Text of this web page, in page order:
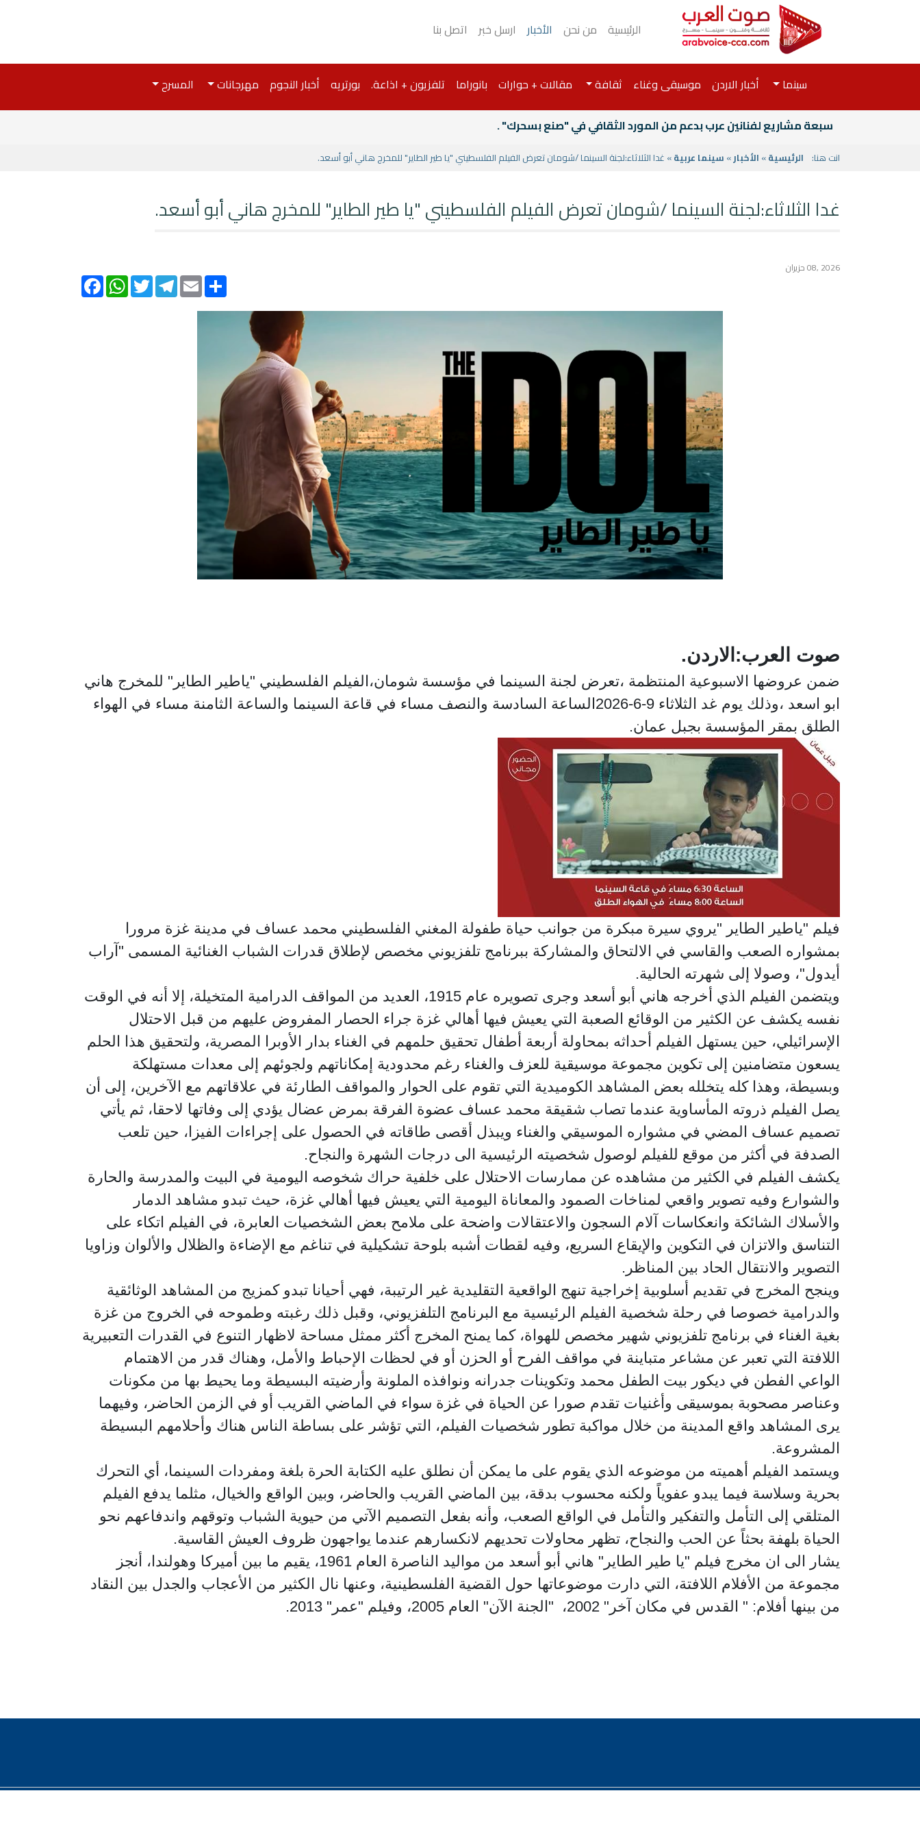
الرئيسية من نحن الأخبار ارسل خبر اتصل بنا
سينما أخبار الاردن موسيقى وغناء ثقافة مقالات + حوارات بانوراما تلفزيون + اذاعة. بورتريه أخبار النجوم مهرجانات
المسرح
سبعة مشاريع لفنانين عرب بدعم من المورد الثقافي في "صنع بسحرك" .
انت هنا: الرئيسية» الأخبار» سينما عربية» غدا الثلاثاء:لجنة السينما /شومان تعرض الفيلم الفلسطيني "يا طير الطاير" للمخرج هاني أبو أسعد.
غدا الثلاثاء:لجنة السينما /شومان تعرض الفيلم الفلسطيني "يا طير الطاير" للمخرج هاني أبو أسعد.
2026 ,08 حزيران
Facebook
WhatsAppTwitterTelegramEmailShare
صوت العرب:الاردن.
ضمن عروضها الاسبوعية المنتظمة ،تعرض لجنة السينما في مؤسسة شومان،الفيلم الفلسطيني "ياطير الطاير" للمخرج هاني
ابو اسعد ،وذلك يوم غد الثلاثاء 9-6-2026الساعة السادسة والنصف مساء في قاعة السينما والساعة الثامنة مساء في الهواء
الطلق بمقر المؤسسة بجبل عمان.
فيلم "ياطير الطاير "يروي سيرة مبكرة من جوانب حياة طفولة المغني الفلسطيني محمد عساف في مدينة غزة مرورا
بمشواره الصعب والقاسي في الالتحاق والمشاركة ببرنامج تلفزيوني مخصص لإطلاق قدرات الشباب الغنائية المسمى "آراب
أيدول"، وصولا إلى شهرته الحالية.
ويتضمن الفيلم الذي أخرجه هاني أبو أسعد وجرى تصويره عام 1915، العديد من المواقف الدرامية المتخيلة، إلا أنه في الوقت
نفسه يكشف عن الكثير من الوقائع الصعبة التي يعيش فيها أهالي غزة جراء الحصار المفروض عليهم من قبل الاحتلال
الإسرائيلي، حين يستهل الفيلم أحداثه بمحاولة أربعة أطفال تحقيق حلمهم في الغناء بدار الأوبرا المصرية، ولتحقيق هذا الحلم
يسعون متضامنين إلى تكوين مجموعة موسيقية للعزف والغناء رغم محدودية إمكاناتهم ولجوئهم إلى معدات مستهلكة
وبسيطة، وهذا كله يتخلله بعض المشاهد الكوميدية التي تقوم على الحوار والمواقف الطارئة في علاقاتهم مع الآخرين، إلى أن
يصل الفيلم ذروته المأساوية عندما تصاب شقيقة محمد عساف عضوة الفرقة بمرض عضال يؤدي إلى وفاتها لاحقا، ثم يأتي
تصميم عساف المضي في مشواره الموسيقي والغناء ويبذل أقصى طاقاته في الحصول على إجراءات الفيزا، حين تلعب
الصدفة في أكثر من موقع للفيلم لوصول شخصيته الرئيسية الى درجات الشهرة والنجاح.
يكشف الفيلم في الكثير من مشاهده عن ممارسات الاحتلال على خلفية حراك شخوصه اليومية في البيت والمدرسة والحارة
والشوارع وفيه تصوير واقعي لمناخات الصمود والمعاناة اليومية التي يعيش فيها أهالي غزة، حيث تبدو مشاهد الدمار
والأسلاك الشائكة وانعكاسات آلام السجون والاعتقالات واضحة على ملامح بعض الشخصيات العابرة، في الفيلم اتكاء على
التناسق والاتزان في التكوين والإيقاع السريع، وفيه لقطات أشبه بلوحة تشكيلية في تناغم مع الإضاءة والظلال والألوان وزاويا
التصوير والانتقال الحاد بين المناظر.
وينجح المخرج في تقديم أسلوبية إخراجية تنهج الواقعية التقليدية غير الرتيبة، فهي أحيانا تبدو كمزيج من المشاهد الوثائقية
والدرامية خصوصا في رحلة شخصية الفيلم الرئيسية مع البرنامج التلفزيوني، وقبل ذلك رغبته وطموحه في الخروج من غزة
بغية الغناء في برنامج تلفزيوني شهير مخصص للهواة، كما يمنح المخرج أكثر ممثل مساحة لاظهار التنوع في القدرات التعبيرية
اللافتة التي تعبر عن مشاعر متباينة في مواقف الفرح أو الحزن أو في لحظات الإحباط والأمل، وهناك قدر من الاهتمام
الواعي الفطن في ديكور بيت الطفل محمد وتكوينات جدرانه ونوافذه الملونة وأرضيته البسيطة وما يحيط بها من مكونات
وعناصر مصحوبة بموسيقى وأغنيات تقدم صورا عن الحياة في غزة سواء في الماضي القريب أو في الزمن الحاضر، وفيهما
يرى المشاهد واقع المدينة من خلال مواكبة تطور شخصيات الفيلم، التي تؤشر على بساطة الناس هناك وأحلامهم البسيطة
المشروعة.
ويستمد الفيلم أهميته من موضوعه الذي يقوم على ما يمكن أن نطلق عليه الكتابة الحرة بلغة ومفردات السينما، أي التحرك
بحرية وسلاسة فيما يبدو عفوياً ولكنه محسوب بدقة، بين الماضي القريب والحاضر، وبين الواقع والخيال، مثلما يدفع الفيلم
المتلقي إلى التأمل والتفكير والتأمل في الواقع الصعب، وأنه بفعل التصميم الآتي من حيوية الشباب وتوقهم واندفاعهم نحو
الحياة بلهفة بحثاً عن الحب والنجاح، تظهر محاولات تحديهم لانكسارهم عندما يواجهون ظروف العيش القاسية.
يشار الى ان مخرج فيلم "يا طير الطاير" هاني أبو أسعد من مواليد الناصرة العام 1961، يقيم ما بين أميركا وهولندا، أنجز
مجموعة من الأفلام اللافتة، التي دارت موضوعاتها حول القضية الفلسطينية، وعنها نال الكثير من الأعجاب والجدل بين النقاد
من بينها أفلام: " القدس في مكان آخر" 2002، "الجنة الآن" العام 2005، وفيلم "عمر" 2013.